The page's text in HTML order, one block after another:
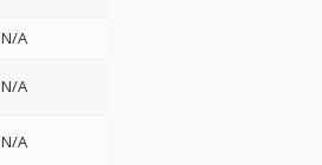
N/A
N/A
N/A